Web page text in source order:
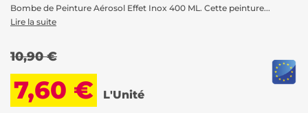
Bombe de Peinture Aérosol Effet Inox 400 ML. Cette peinture...
Lire la suite
10,90 €
7,60 € L'Unité